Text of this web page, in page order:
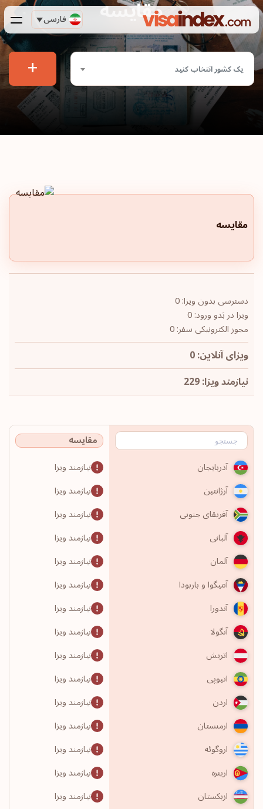
فارسی مقایسه
یک کشور انتخاب کنید +
مقایسه
دسترسی بدون ویزا: 0
ویزا در بَدو ورود: 0
مجوز الکترونیکی سفر: 0
ویزای آنلاین: 0
نیازمند ویزا: 229
مقایسه
آذربایجان
نیازمند ویزا
آرژانتین
نیازمند ویزا
آفریقای جنوبی
نیازمند ویزا
آلبانی
نیازمند ویزا
آلمان
نیازمند ویزا
آنتیگوا و باربودا
نیازمند ویزا
آندورا
نیازمند ویزا
آنگولا
نیازمند ویزا
اتریش
نیازمند ویزا
اتیوپی
نیازمند ویزا
اردن
نیازمند ویزا
ارمنستان
نیازمند ویزا
اروگوئه
نیازمند ویزا
اریتره
نیازمند ویزا
ازبکستان
نیازمند ویزا